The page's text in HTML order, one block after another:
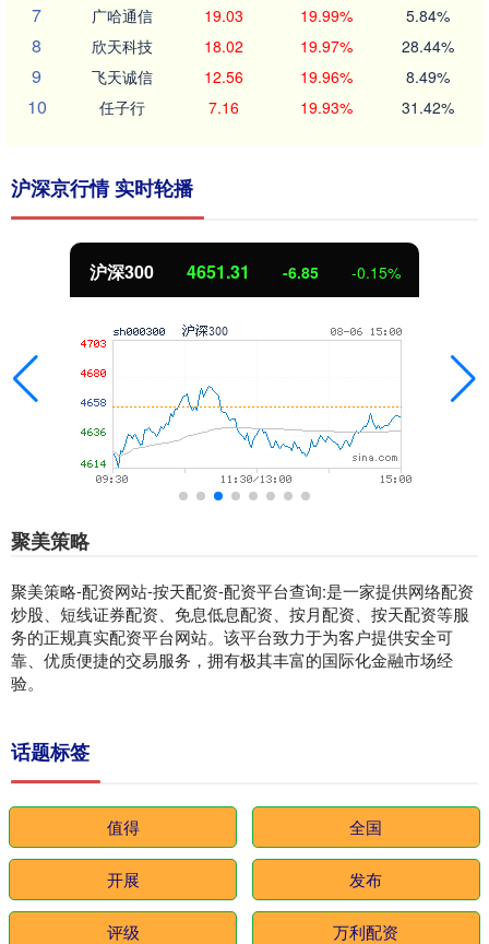
7 广哈通信 19.03 19.99% 5.84%
8 欣天科技 18.02 19.97% 28.44%
9 飞天诚信 12.56 19.96% 8.49%
10 任子行 7.16 19.93% 31.42%
沪深京行情 实时轮播
沪深300 4651.31 -6.85 -0.15%
聚美策略
聚美策略-配资网站-按天配资-配资平台查询:是一家提供网络配资
炒股、短线证券配资、免息低息配资、按月配资、按天配资等服
务的正规真实配资平台网站。该平台致力于为客户提供安全可
靠、优质便捷的交易服务，拥有极其丰富的国际化金融市场经
验。
话题标签
值得 全国
开展 发布
评级 万利配资